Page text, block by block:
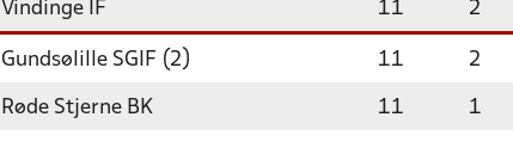
Vindinge IF 11 2
Gundsølille SGIF (2) 11 2
Røde Stjerne BK 11 1